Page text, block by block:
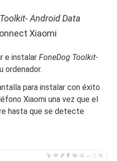
Android Data
Xiaomi
e instalarFoneDog Toolkit-
ordenador.
para instalar con éxito
Xiaomi una vez que el
hasta que se detecte